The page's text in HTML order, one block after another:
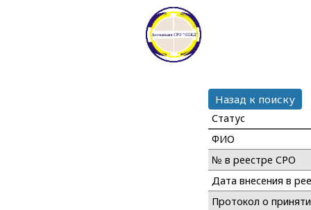
Назад к поиску
Статус
ФИО
№ в реестре СРО
Дата внесения в
Протокол о